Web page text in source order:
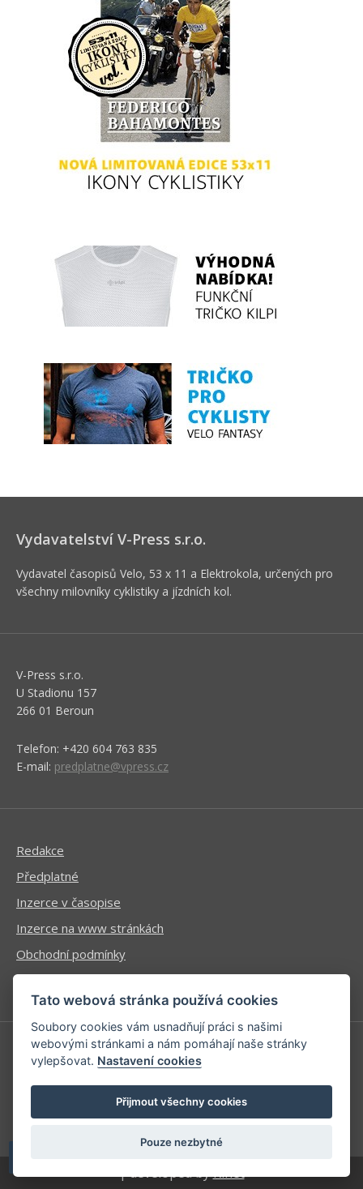
Vydavatelství V-Press s.r.o.
Vydavatel časopisů Velo, 53 x 11 a Elektrokola, určených pro
všechny milovníky cyklistiky a jízdních kol.
V-Press s.r.o.
U Stadionu 157
266 01 Beroun
Telefon: +420 604 763 835
E-mail: predplatne@vpress.cz
Redakce
Předplatné
Inzerce v časopise
Inzerce na www stránkách
Obchodní podmínky
Ochrana osobních údajů
Příhlášení | Registrace
Kontaktní informace
Mapa stránek
| developed byKinet
Tato webová stránka používá cookies
Soubory cookies vám usnadňují práci s našimi
webovými stránkami a nám pomáhají naše stránky
vylepšovat. Nastavení cookies
Přijmout všechny cookies
Pouze nezbytné